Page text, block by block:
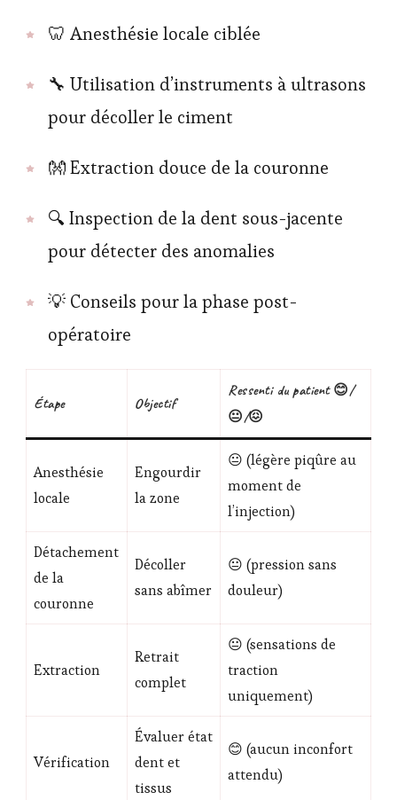
🦷 Anesthésie locale ciblée
🔧 Utilisation d’instruments à ultrasons
pour décoller le ciment
👐 Extraction douce de la couronne
🔍 Inspection de la dent sous-jacente
pour détecter des anomalies
💡 Conseils pour la phase post-
opératoire
Étape Objectif
Ressenti du patient 😊/
😐/😖
Anesthésie
locale
Engourdir
la zone
😐 (légère piqûre au
moment de
l’injection)
Détachement
de la
couronne
Décoller
sans abîmer
😐 (pression sans
douleur)
Extraction
Retrait
complet
😐 (sensations de
traction
uniquement)
Vérification
Évaluer état
dent et
tissus
😊 (aucun inconfort
attendu)